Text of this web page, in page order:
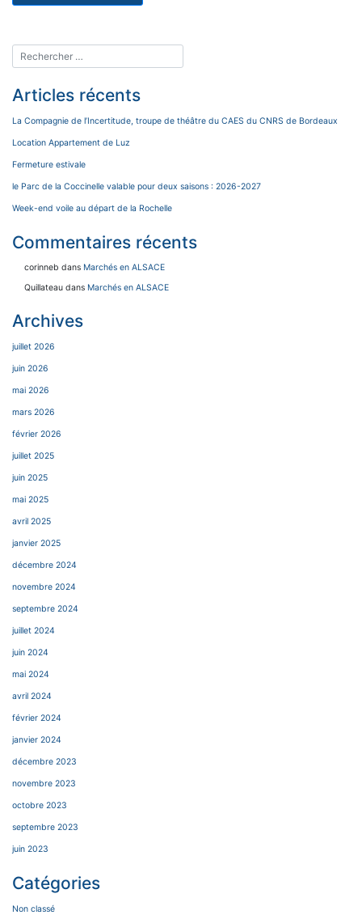
Articles récents
La Compagnie de l’Incertitude, troupe de théâtre du CAES du CNRS de Bordeaux
Location Appartement de Luz
Fermeture estivale
le Parc de la Coccinelle valable pour deux saisons : 2026-2027
Week-end voile au départ de la Rochelle
Commentaires récents
corinneb dans Marchés en ALSACE
Quillateau dans Marchés en ALSACE
Archives
juillet 2026
juin 2026
mai 2026
mars 2026
février 2026
juillet 2025
juin 2025
mai 2025
avril 2025
janvier 2025
décembre 2024
novembre 2024
septembre 2024
juillet 2024
juin 2024
mai 2024
avril 2024
février 2024
janvier 2024
décembre 2023
novembre 2023
octobre 2023
septembre 2023
juin 2023
Catégories
Non classé